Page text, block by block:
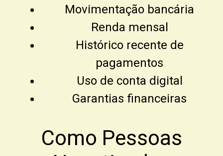
Movimentação bancária
Renda mensal
Histórico recente de
pagamentos
Uso de conta digital
Garantias financeiras
Como Pessoas